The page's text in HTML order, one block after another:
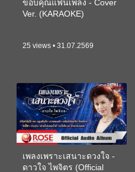
ขอบคุณแฟนเพลง - Cover
Ver. (KARAOKE)
25 views • 31.07.2569
เพลงเพราะเสนาะดวงใจ -
ดาวใจ ไพจิตร (Official